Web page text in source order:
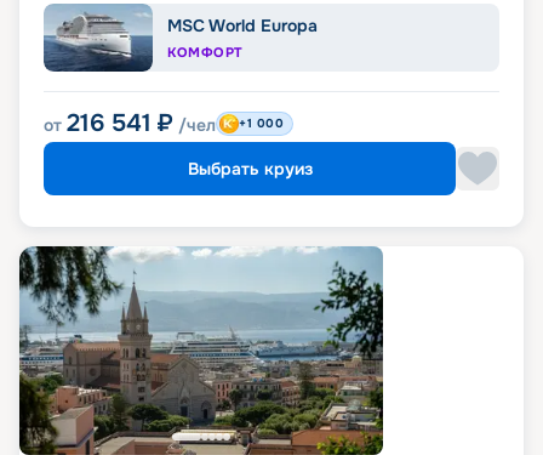
MSC World Europa
КОМФОРТ
от 216 541 ₽ /чел +1 000
Выбрать круиз